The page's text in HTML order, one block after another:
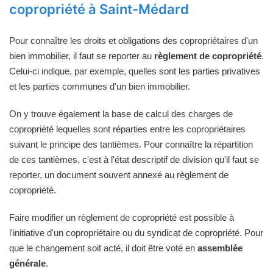
copropriété à Saint-Médard
Pour connaître les droits et obligations des copropriétaires d'un
bien immobilier, il faut se reporter au règlement de copropriété.
Celui-ci indique, par exemple, quelles sont les parties privatives
et les parties communes d'un bien immobilier.
On y trouve également la base de calcul des charges de
copropriété lequelles sont réparties entre les copropriétaires
suivant le principe des tantièmes. Pour connaître la répartition
de ces tantièmes, c'est à l'état descriptif de division qu'il faut se
reporter, un document souvent annexé au règlement de
copropriété.
Faire modifier un règlement de copropriété est possible à
l'initiative d'un copropriétaire ou du syndicat de copropriété. Pour
que le changement soit acté, il doit être voté en assemblée
générale.